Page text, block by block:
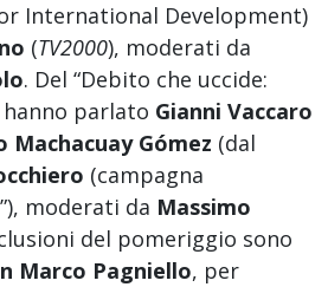
International Development)
(TV2000), moderati da
. Del “Debito che uccide:
parlato Gianni Vaccaro
Machacuay Gómez (dal
(campagna
moderati da Massimo
del pomeriggio sono
Marco Pagniello, per